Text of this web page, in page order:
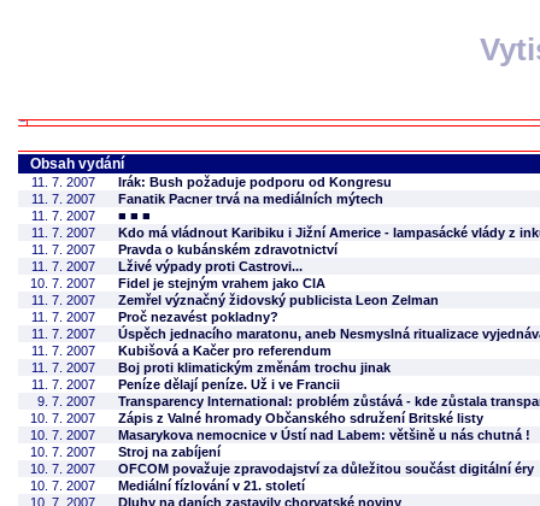
Obsah vydání
11. 7. 2007
Irák: Bush požaduje podporu od Kongresu
11. 7. 2007
Fanatik Pacner trvá na mediálních mýtech
11. 7. 2007
■ ■ ■
11. 7. 2007
Kdo má vládnout Karibiku i Jižní Americe - lampasácké vlády z
11. 7. 2007
Pravda o kubánském zdravotnictví
11. 7. 2007
Lživé výpady proti Castrovi...
10. 7. 2007
Fidel je stejným vrahem jako CIA
11. 7. 2007
Zemřel význačný židovský publicista Leon Zelman
11. 7. 2007
Proč nezavést pokladny?
11. 7. 2007
Úspěch jednacího maratonu, aneb Nesmyslná ritualizace
11. 7. 2007
Kubišová a Kačer pro referendum
11. 7. 2007
Boj proti klimatickým změnám trochu jinak
11. 7. 2007
Peníze dělají peníze. Už i ve Francii
9. 7. 2007
Transparency International: problém zůstává - kde zůstala
10. 7. 2007
Zápis z Valné hromady Občanského sdružení Britské listy
10. 7. 2007
Masarykova nemocnice v Ústí nad Labem: většině u nás chutná !
10. 7. 2007
Stroj na zabíjení
10. 7. 2007
OFCOM považuje zpravodajství za důležitou součást digitální éry
10. 7. 2007
Mediální fízlování v 21. století
10. 7. 2007
Dluhy na daních zastavily chorvatské noviny